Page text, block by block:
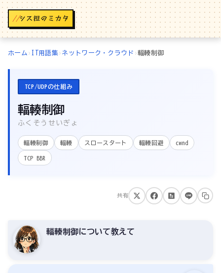
//
ホーム › IT用語集› ネットワーク・クラウド ›輻輳制御
TCP/UDPの仕組み
輻輳制御
ふくそうせいぎょ
輻輳制御 輻輳 スロースタート 輻輳回避 cwnd
TCP BBR
共有
輻輳制御について教えて